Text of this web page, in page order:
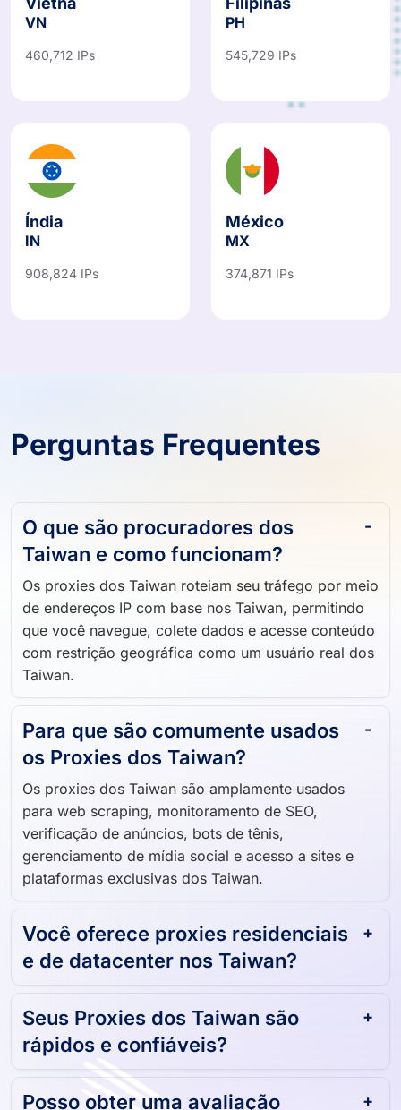
Vietnã
VN
Filipinas
PH
Índia
IN
México
MX
Perguntas Frequentes
O que são procuradores dos
Taiwan e como funcionam?
Os proxies dos Taiwan roteiam seu tráfego por meio
de endereços IP com base nos Taiwan, permitindo
que você navegue, colete dados e acesse conteúdo
com restrição geográfica como um usuário real dos
Para que são comumente usados ​​
os Proxies dos Taiwan?
Os proxies dos Taiwan são amplamente usados ​​
para web scraping, monitoramento de SEO,
verificação de anúncios, bots de tênis,
gerenciamento de mídia social e acesso a sites e
Você oferece proxies residenciais
Seus Proxies dos Taiwan são
rápidos e confiáveis?